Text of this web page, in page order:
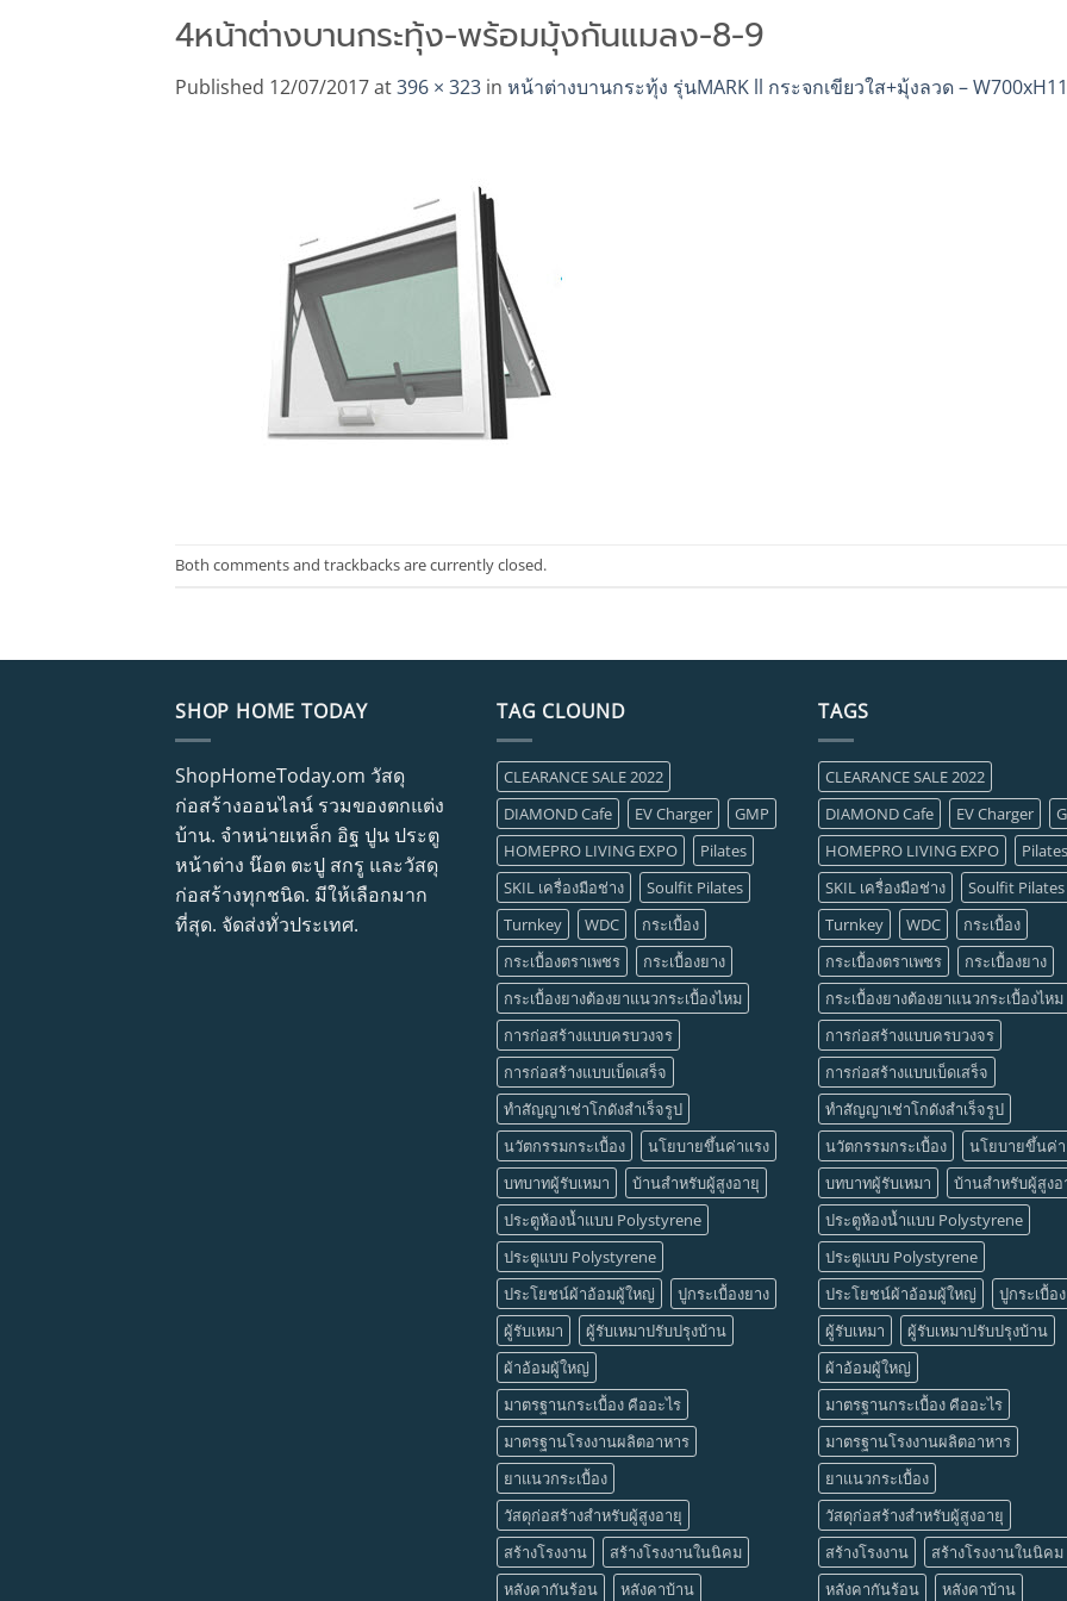
4หน้าต่างบานกระทุ้ง-พร้อมมุ้งกันแมลง-8-9
Published 12/07/2017at396 × 323 in หน้าต่างบานกระทุ้ง รุ่นMARK ll กระจกเขียวใส+มุ้งลวด –
Both comments and trackbacks are currently closed.
SHOP HOME TODAY
ShopHomeToday.om วัสดุ
ก่อสร้างออนไลน์ รวมของตกแต่ง
บ้าน. จำหน่ายเหล็ก อิฐ ปูน ประตู
หน้าต่าง น๊อต ตะปู สกรู และวัสดุ
ก่อสร้างทุกชนิด. มีให้เลือกมาก
ที่สุด. จัดส่งทั่วประเทศ.
TAG CLOUND
CLEARANCE SALE 2022
DIAMOND Cafe
EV Charger
GMP
HOMEPRO LIVING EXPO
Pilates
SKIL เครื่องมือช่าง
Soulfit Pilates
Turnkey
WDC
กระเบื้อง
กระเบื้องตราเพชร
กระเบื้องยาง
กระเบื้องยางต้องยาแนวกระเบื้องไหม
การก่อสร้างแบบครบวงจร
การก่อสร้างแบบเบ็ดเสร็จ
ทำสัญญาเช่าโกดังสำเร็จรูป
นวัตกรรมกระเบื้อง
นโยบายขึ้นค่าแรง
บทบาทผู้รับเหมา
บ้านสำหรับผู้สูงอายุ
ประตูห้องน้ำแบบ Polystyrene
ประตูแบบ Polystyrene
ประโยชน์ผ้าอ้อมผู้ใหญ่
ปูกระเบื้องยาง
ผู้รับเหมา
ผู้รับเหมาปรับปรุงบ้าน
ผ้าอ้อมผู้ใหญ่
มาตรฐานกระเบื้อง คืออะไร
มาตรฐานโรงงานผลิตอาหาร
ยาแนวกระเบื้อง
วัสดุก่อสร้างสำหรับผู้สูงอายุ
สร้างโรงงาน
สร้างโรงงานในนิคม
หลังคากันร้อน
หลังคาบ้าน
TAGS
CLEARANCE SALE 2022
DIAMOND Cafe
EV Charger
HOMEPRO LIVING EXPO
Pilates
SKIL เครื่องมือช่าง
Soulfit Pilates
Turnkey
WDC
กระเบื้อง
กระเบื้องตราเพชร
กระเบื้องยาง
กระเบื้องยางต้องยาแนวกระเบื้องไหม
การก่อสร้างแบบครบวงจร
การก่อสร้างแบบเบ็ดเสร็จ
ทำสัญญาเช่าโกดังสำเร็จรูป
นวัตกรรมกระเบื้อง
นโยบายขึ้นค่า
บทบาทผู้รับเหมา
บ้านสำหรับผู้สูงอ
ประตูห้องน้ำแบบ Polystyrene
ประตูแบบ Polystyrene
ประโยชน์ผ้าอ้อมผู้ใหญ่
ปูกระเบื้อ
ผู้รับเหมา
ผู้รับเหมาปรับปรุงบ้าน
ผ้าอ้อมผู้ใหญ่
มาตรฐานกระเบื้อง คืออะไร
มาตรฐานโรงงานผลิตอาหาร
ยาแนวกระเบื้อง
วัสดุก่อสร้างสำหรับผู้สูงอายุ
สร้างโรงงาน
สร้างโรงงานในนิคม
หลังคากันร้อน
หลังคาบ้าน